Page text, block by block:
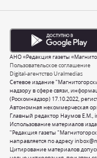
Сетевое издание
надзору в сфере связи,
(Роскомнадзор) 17.10.2022,
Автономная некоммерческая
Главный редактор Наумов Е.М.,
Использование материалов
"Редакция газеты
направляется по адресу
Цитирование материалов
Пользовательское соглашение
Digital-агентство Uralmedias
АНО «Редакция газеты